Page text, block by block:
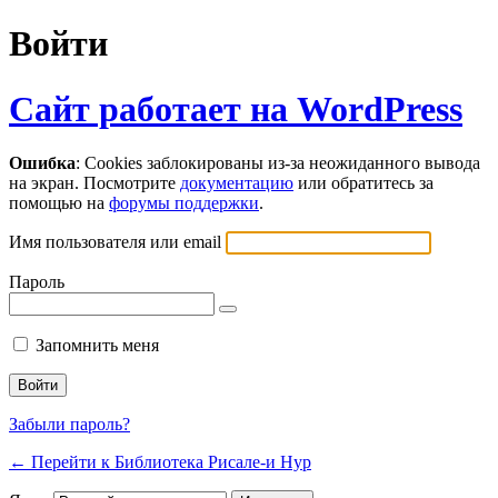
Войти
Сайт работает на WordPress
Ошибка: Cookies заблокированы из-за неожиданного вывода
на экран. Посмотрите документацию или обратитесь за
помощью на форумы поддержки.
Имя пользователя или email
Пароль
Запомнить меня
Забыли пароль?
← Перейти к Библиотека Рисале-и Нур